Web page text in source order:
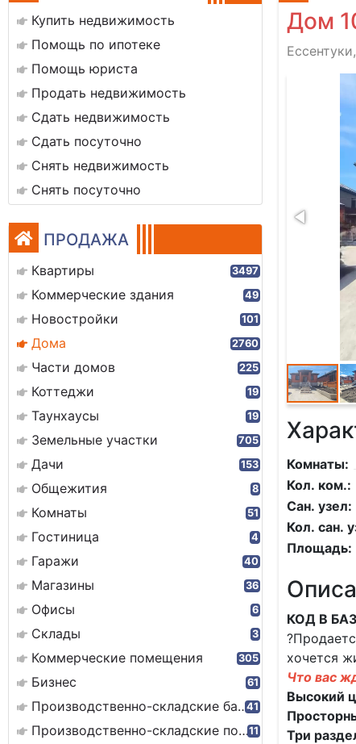
Купить недвижимость
Помощь по ипотеке
Помощь юриста
Продать недвижимость
Сдать недвижимость
Сдать посуточно
Снять недвижимость
Снять посуточно
ПРОДАЖА
Квартиры 3497
Коммерческие здания 49
Новостройки 101
Дома 2760
Части домов 225
Коттеджи 19
Таунхаусы 19
Земельные участки 705
Дачи 153
Общежития 8
Комнаты 51
Гостиница 4
Гаражи 40
Магазины 36
Офисы 6
Склады 3
Коммерческие помещения 305
Бизнес 61
Производственно-складские базы41
Производственно-складские помещения11
Дом
Комнаты:
Кол. ком.:
Сан. узел:
Кол. сан.
Площадь:
КОД В
хочется
Что вас
Высокий
Три